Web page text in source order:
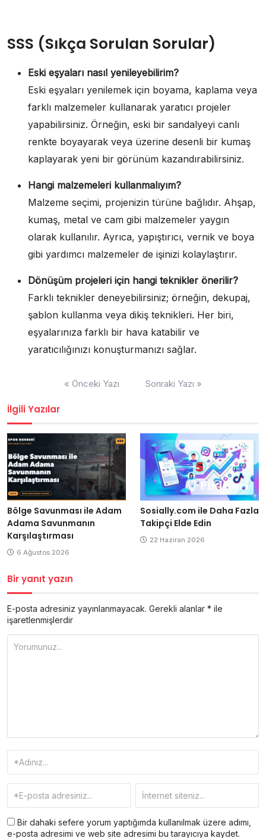
SSS (Sıkça Sorulan Sorular)
Eski eşyaları nasıl yenileyebilirim?
Eski eşyaları yenilemek için boyama, kaplama veya
farklı malzemeler kullanarak yaratıcı projeler
yapabilirsiniz. Örneğin, eski bir sandalyeyi canlı
renkte boyayarak veya üzerine desenli bir kumaş
kaplayarak yeni bir görünüm kazandırabilirsiniz.
Hangi malzemeleri kullanmalıyım?
Malzeme seçimi, projenizin türüne bağlıdır. Ahşap,
kumaş, metal ve cam gibi malzemeler yaygın
olarak kullanılır. Ayrıca, yapıştırıcı, vernik ve boya
gibi yardımcı malzemeler de işinizi kolaylaştırır.
Dönüşüm projeleri için hangi teknikler önerilir?
Farklı teknikler deneyebilirsiniz; örneğin, dekupaj,
şablon kullanma veya dikiş teknikleri. Her biri,
eşyalarınıza farklı bir hava katabilir ve
yaratıcılığınızı konuşturmanızı sağlar.
« Önceki Yazı Sonraki Yazı »
İlgili Yazılar
Bölge Savunması ile Adam
Adama Savunmanın
Karşılaştırması
6 Ağustos 2026
Sosially.com ile Daha Fazla
Takipçi Elde Edin
22 Haziran 2026
Bir yanıt yazın
E-posta adresiniz yayınlanmayacak. Gerekli alanlar * ile
işaretlenmişlerdir
Bir dahaki sefere yorum yaptığımda kullanılmak üzere adımı,
e-posta adresimi ve web site adresimi bu tarayıcıya kaydet.